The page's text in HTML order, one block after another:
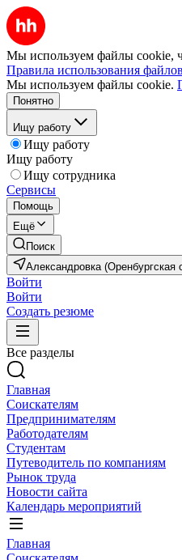
Мы используем файлы cookie,
Правила использования
Мы используем файлы cookie.
Понятно
Ищу работу
Ищу работу
Ищу работу
Ищу сотрудника
Сервисы
Помощь
Ещё
Поиск
Александровка (Оренбургская
Войти
Войти
Создать резюме
Все разделы
Главная
Соискателям
Предпринимателям
Работодателям
Студентам
Путеводитель по компаниям
Рынок труда
Новости сайта
Календарь мероприятий
Главная